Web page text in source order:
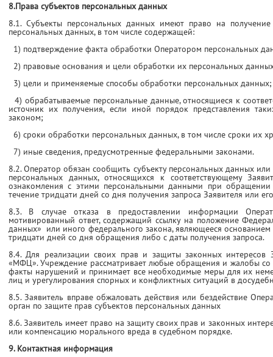
8.Права субъектов персональных данных
8.1. Субъекты персональных данных имеют право на
персональных данных, в том числе содержащей:
1) подтверждение факта обработки Оператором персональных
2) правовые основания и цели обработки их персональных
3) цели и применяемые способы обработки персональных данных;
4) обрабатываемые персональные данные, относящиеся к
источник их получения, если иной порядок представления
законом;
6) сроки обработки персональных данных, в том числе сроки их
7) иные сведения, предусмотренные федеральными законами.
8.2. Оператор обязан сообщить субъекту персональных данных
персональных данных, относящихся к соответствующему
ознакомления с этими персональными данными при обращении
течение тридцати дней со дня получения запроса Заявителя или
8.3. В случае отказа в предоставлении информации
мотивированный ответ, содержащий ссылку на положение
данных» или иного федерального закона, являющееся
тридцати дней со дня обращения либо с даты получения запроса.
8.4. Для реализации своих прав и защиты законных интересов
«МФЦ». Учреждение рассматривает любые обращения и жалобы со
факты нарушений и принимает все необходимые меры для их
лиц и урегулирования спорных и конфликтных ситуаций в
8.5. Заявитель вправе обжаловать действия или бездействие
орган по защите прав субъектов персональных данных
8.6. Заявитель имеет право на защиту своих прав и законных
или компенсацию морального вреда в судебном порядке.
9. Контактная информация